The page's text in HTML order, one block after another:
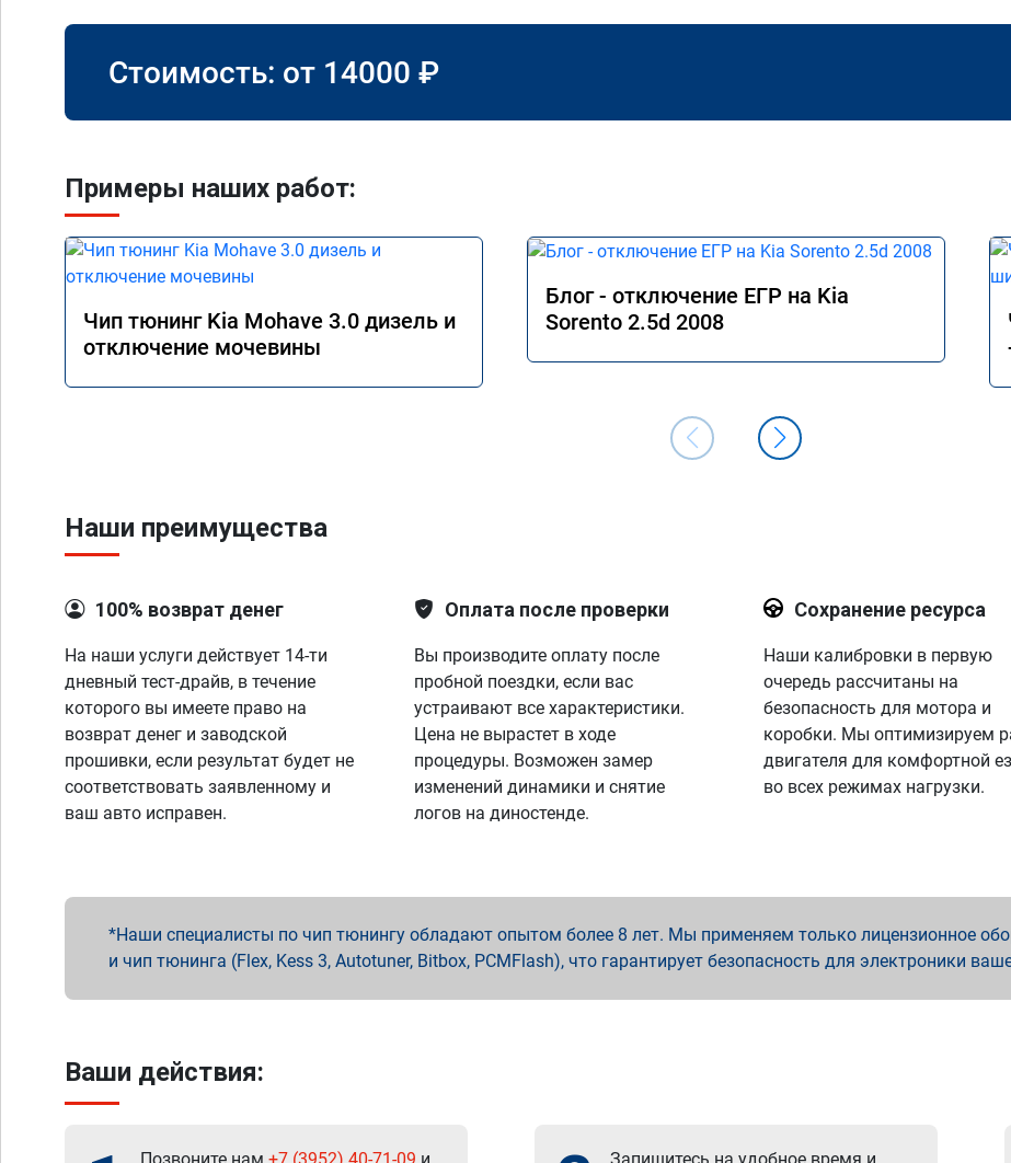
Стоимость: от 14000 ₽
Примеры наших работ:
Чип тюнинг Kia Mohave 3.0 дизель и
отключение мочевины
Блог - отключение ЕГР на Kia
Sorento 2.5d 2008
Наши преимущества
100% возврат денег
На наши услуги действует 14-ти
дневный тест-драйв, в течение
которого вы имеете право на
возврат денег и заводской
прошивки, если результат будет не
соответствовать заявленному и
ваш авто исправен.
Оплата после проверки
Вы производите оплату после
пробной поездки, если вас
устраивают все характеристики.
Цена не вырастет в ходе
процедуры. Возможен замер
изменений динамики и снятие
логов на диностенде.
Сохранение ресурса
Наши калибровки в первую
очередь рассчитаны на
безопасность для мотора и
коробки. Мы оптимизируем
двигателя для комфортной
во всех режимах нагрузки.
Наши специалисты по чип тюнингу обладают опытом более 8 лет. Мы применяем только лицензионное
и чип тюнинга (Flex, Kess 3, Autotuner, Bitbox, PCMFlash), что гарантирует безопасность для электроники
Ваши действия: